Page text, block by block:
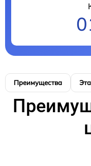
Преимущества